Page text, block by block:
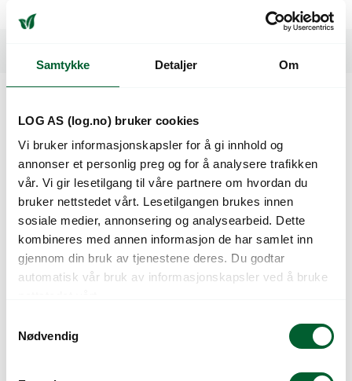
Samtykke Detaljer Om
LOG AS (log.no) bruker cookies
Vi bruker informasjonskapsler for å gi innhold og
annonser et personlig preg og for å analysere trafikken
vår. Vi gir lesetilgang til våre partnere om hvordan du
bruker nettstedet vårt. Lesetilgangen brukes innen
sosiale medier, annonsering og analysearbeid. Dette
kombineres med annen informasjon de har samlet inn
gjennom din bruk av tjenestene deres. Du godtar
automatisk vår bruk av informasjonskapsler ved å bruke
Nødvendig
Kunder så også på
NECKARKÖN.
P.FRØ BØNNE STANG